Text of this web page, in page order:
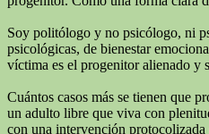
Soy politólogo y no psicólogo, ni
psicológicas, de bienestar
víctima es el progenitor alienado y
Cuántos casos más se tienen que
un adulto libre que viva con
con una intervención